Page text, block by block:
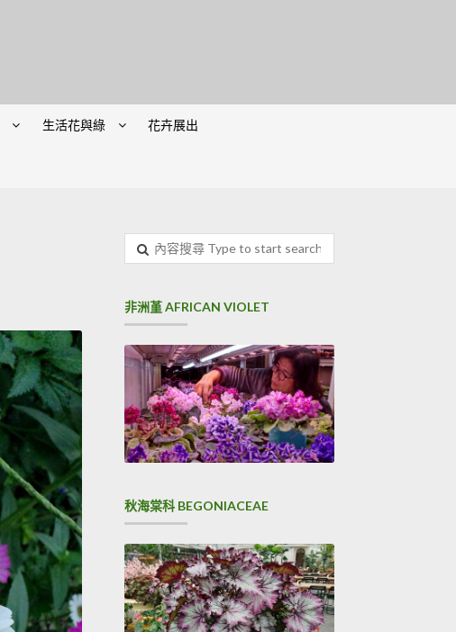
生活花與綠 花卉展出
非洲堇 AFRICAN VIOLET
秋海棠科 BEGONIACEAE